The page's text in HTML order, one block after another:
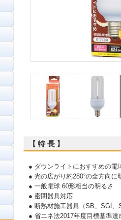
【 特 長 】
● ダウンライトにおすすめの電
● 光の広がり約280°の全方向に
● 一般電球 60形相当の明るさ
● 密閉器具対応
● 断熱材施工器具（SB、SGI、
● 省エネ法2017年度目標基準達